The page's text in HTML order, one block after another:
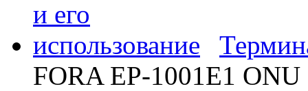
FORA EP-1001E1 ONU